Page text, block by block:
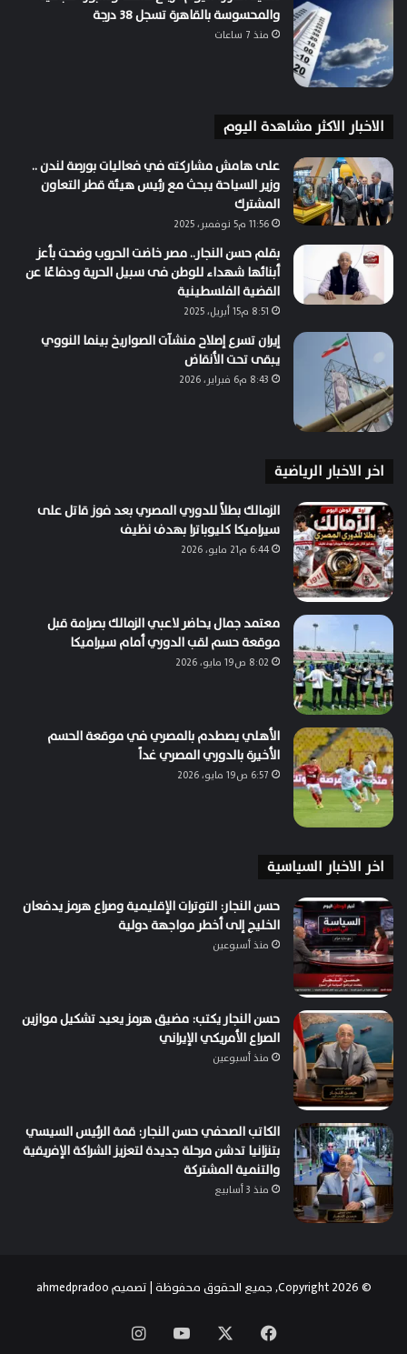
والمحسوسة بالقاهرة تسجل 38 درجة
منذ 7 ساعات
الاخبار الاكثر مشاهدة اليوم
على هامش مشاركته في فعاليات بورصة لندن ..
وزير السياحة يبحث مع رئيس هيئة قطر التعاون
المشترك
11:56 م5 نوفمبر، 2025
بقلم حسن النجار.. مصر خاضت الحروب وضحت بأعز
أبنائها شهداء للوطن فى سبيل الحرية ودفاعًا عن
القضية الفلسطينية
8:51 م15 أبريل، 2025
إيران تسرع إصلاح منشآت الصواريخ بينما النووي
يبقى تحت الأنقاض
8:43 م6 فبراير، 2026
اخر الاخبار الرياضية
الزمالك بطلاً للدوري المصري بعد فوز قاتل على
سيراميكا كليوباترا بهدف نظيف
6:44 م21 مايو، 2026
معتمد جمال يحاضر لاعبي الزمالك بصرامة قبل
موقعة حسم لقب الدوري أمام سيراميكا
8:02 ص19 مايو، 2026
الأهلي يصطدم بالمصري في موقعة الحسم
الأخيرة بالدوري المصري غداً
6:57 ص19 مايو، 2026
اخر الاخبار السياسية
حسن النجار: التوترات الإقليمية وصراع هرمز يدفعان
الخليج إلى أخطر مواجهة دولية
منذ أسبوعين
حسن النجار يكتب: مضيق هرمز يعيد تشكيل موازين
الصراع الأمريكي الإيراني
منذ أسبوعين
الكاتب الصحفي حسن النجار: قمة الرئيس السيسي
بتنزانيا تدشن مرحلة جديدة لتعزيز الشراكة الإفريقية
والتنمية المشتركة
منذ 3 أسابيع
© Copyright 2026, جميع الحقوق محفوظة | تصميم ahmedpradoo
فيسبوك ‫YouTube